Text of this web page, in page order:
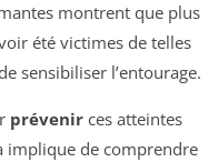
montrent que plus
été victimes de telles
sensibiliser l’entourage.
prévenir ces atteintes
implique de comprendre